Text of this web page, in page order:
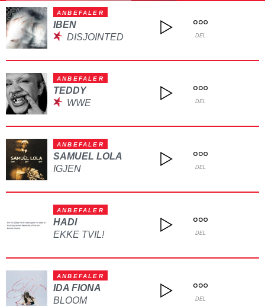
ANBEFALER
IBEN
DISJOINTED
DEL
ANBEFALER
TEDDY
WWE
DEL
ANBEFALER
SAMUEL LOLA
IGJEN
DEL
ANBEFALER
HADI
EKKE TVIL!
DEL
ANBEFALER
IDA FIONA
BLOOM
DEL